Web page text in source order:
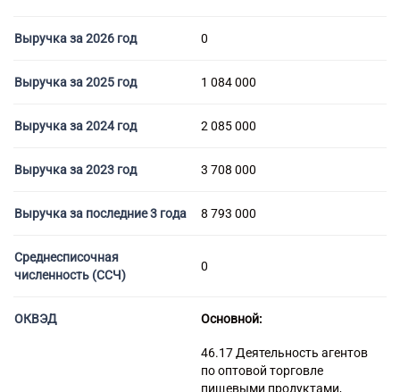
Страховые компании
Выручка за 2026 год 0
Выручка за 2025 год 1 084 000
Выручка за 2024 год 2 085 000
Выручка за 2023 год 3 708 000
Выручка за последние 3 года 8 793 000
Среднесписочная
численность (ССЧ)
0
ОКВЭД Основной:
46.17 Деятельность агентов
по оптовой торговле
пищевыми продуктами,